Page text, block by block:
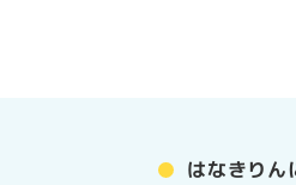
はなきりん